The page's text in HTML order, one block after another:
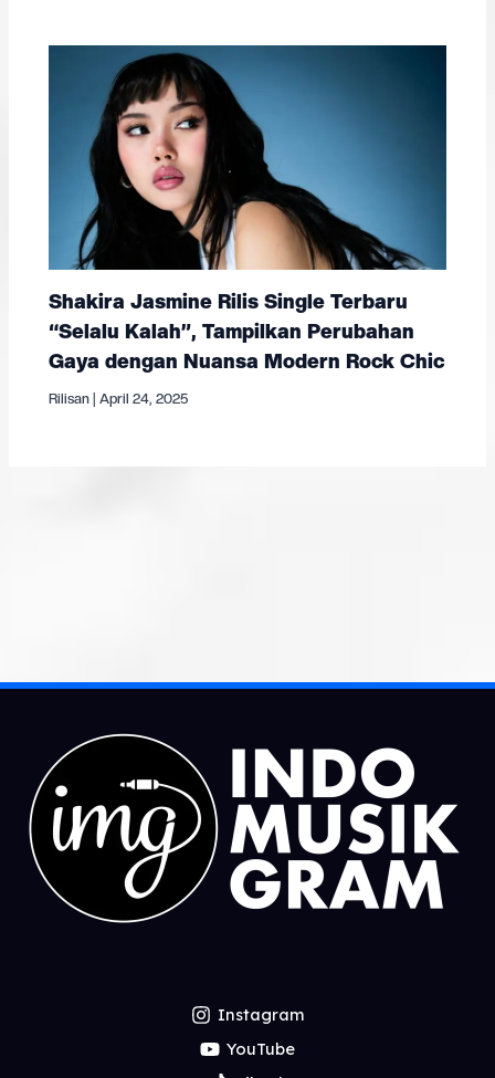
Shakira Jasmine Rilis Single Terbaru
“Selalu Kalah”, Tampilkan Perubahan
Gaya dengan Nuansa Modern Rock Chic
Rilisan |April 24, 2025
Instagram
YouTube